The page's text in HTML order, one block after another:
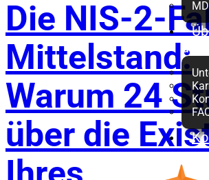
uns
Die NIS-2-
Mittelstand:
Warum 24
über die